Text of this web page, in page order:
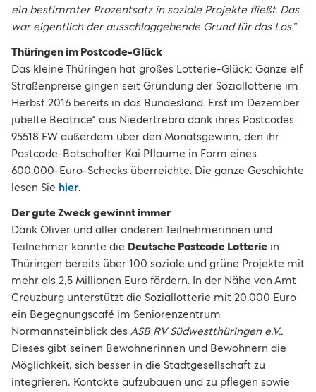
ein bestimmter Prozentsatz in soziale Projekte fließt. Das
war eigentlich der ausschlaggebende Grund für das Los.“
Thüringen im Postcode-Glück
Das kleine Thüringen hat großes Lotterie-Glück: Ganze elf
Straßenpreise gingen seit Gründung der Soziallotterie im
Herbst 2016 bereits in das Bundesland. Erst im Dezember
jubelte Beatrice* aus Niedertrebra dank ihres Postcodes
95518 FW außerdem über den Monatsgewinn, den ihr
Postcode-Botschafter Kai Pflaume in Form eines
600.000-Euro-Schecks überreichte. Die ganze Geschichte
lesen Sie hier.
Der gute Zweck gewinnt immer
Dank Oliver und aller anderen Teilnehmerinnen und
Teilnehmer konnte die Deutsche Postcode Lotterie in
Thüringen bereits über 100 soziale und grüne Projekte mit
mehr als 2,5 Millionen Euro fördern. In der Nähe von Amt
Creuzburg unterstützt die Soziallotterie mit 20.000 Euro
ein Begegnungscafé im Seniorenzentrum
Normannsteinblick des ASB RV Südwestthüringen e.V..
Dieses gibt seinen Bewohnerinnen und Bewohnern die
Möglichkeit, sich besser in die Stadtgesellschaft zu
integrieren, Kontakte aufzubauen und zu pflegen sowie